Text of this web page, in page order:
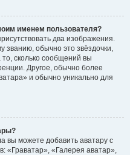
именем пользователя?
два изображения.
званию, обычно это звёздочки,
сколько сообщений вы
Другое, обычно более
и обычно уникально для
вы можете добавить аватару с
«Граватар», «Галерея аватар»,